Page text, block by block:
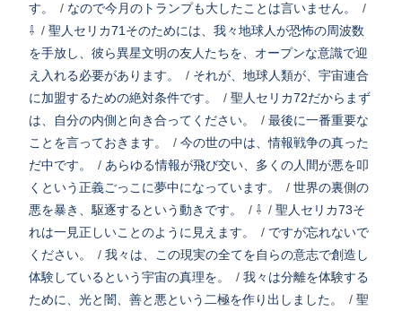
す。
/ なので今月のトランプも大したことは言いません。
/
⇩ / 聖人セリカ71そのためには、我々地球人が恐怖の周波数
を手放し、彼ら異星文明の友人たちを、オープンな意識で迎
え入れる必要があります。
/ それが、地球人類が、宇宙連合
に加盟するための絶対条件です。
/ 聖人セリカ72だからまず
は、自分の内側と向き合ってください。
/ 最後に一番重要な
ことを言っておきます。
/ 今の世の中は、情報戦争の真った
だ中です。
/ あらゆる情報が飛び交い、多くの人間が悪を叩
くという正義ごっこに夢中になっています。
/ 世界の裏側の
悪を暴き、駆逐するという動きです。
/ ⇩ / 聖人セリカ73そ
れは一見正しいことのように見えます。
/ ですが忘れないで
ください。
/ 我々は、この現実の全てを自らの意志で創造し
体験しているという宇宙の真理を。
/ 我々は分離を体験する
ために、光と闇、善と悪という二極を作り出しました。
/ 聖